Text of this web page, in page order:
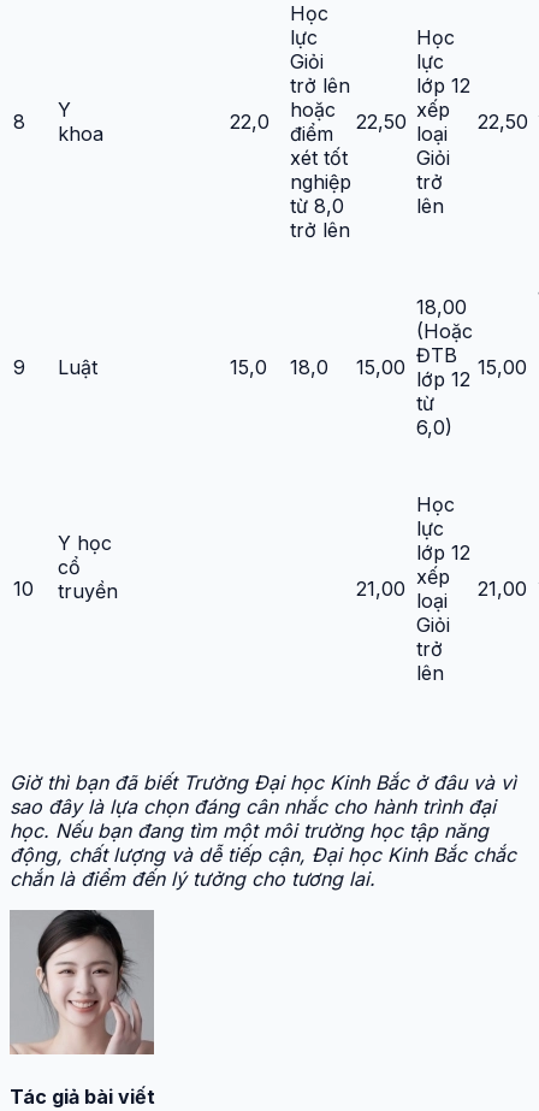
8
Y
khoa
22,0
Học
lực
Giỏi
trở lên
hoặc
điểm
xét tốt
nghiệp
từ 8,0
trở lên
22,50
Học
lực
lớp 12
xếp
loại
Giỏi
trở
lên
22,50
9 Luật 15,0 18,0 15,00
18,00
(Hoặc
ĐTB
lớp 12
từ
6,0)
15,00
10
Y học
cổ
truyền
21,00
Học
lực
lớp 12
xếp
loại
Giỏi
trở
lên
21,00
Giờ thì bạn đã biết Trường Đại học Kinh Bắc ở đâu và vì
sao đây là lựa chọn đáng cân nhắc cho hành trình đại
học. Nếu bạn đang tìm một môi trường học tập năng
động, chất lượng và dễ tiếp cận, Đại học Kinh Bắc chắc
chắn là điểm đến lý tưởng cho tương lai.
Tác giả bài viết